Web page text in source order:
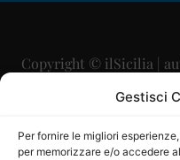
Gestisci
Per fornire le migliori
per memorizzare e/o accedere
Copyright © ilSicilia |